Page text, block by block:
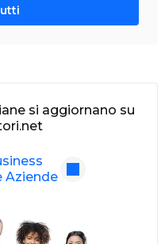
si aggiornano su
Aziende